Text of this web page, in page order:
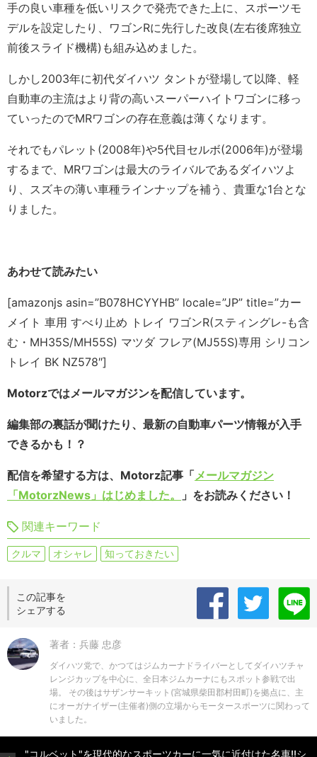
手の良い車種を低いリスクで発売できた上に、スポーツモ
デルを設定したり、ワゴンRに先行した改良(左右後席独立
前後スライド機構)も組み込めました。
しかし2003年に初代ダイハツ タントが登場して以降、軽
自動車の主流はより背の高いスーパーハイトワゴンに移っ
ていったのでMRワゴンの存在意義は薄くなります。
それでもパレット(2008年)や5代目セルボ(2006年)が登場
するまで、MRワゴンは最大のライバルであるダイハツよ
り、スズキの薄い車種ラインナップを補う、貴重な1台とな
りました。
あわせて読みたい
[amazonjs asin=”B078HCYYHB” locale=”JP” title=”カー
メイト 車用 すべり止め トレイ ワゴンR(スティングレ-も含
む・MH35S/MH55S) マツダ フレア(MJ55S)専用 シリコン
トレイ BK NZ578″]
Motorzではメールマガジンを配信しています。
編集部の裏話が聞けたり、最新の自動車パーツ情報が入手
できるかも！？
配信を希望する方は、Motorz記事「メールマガジン
「MotorzNews」はじめました。
」をお読みください！
関連キーワード
クルマ オシャレ 知っておきたい
この記事を
シェアする
著者：兵藤 忠彦
ダイハツ党で、かつてはジムカーナドライバーとしてダイハツチャ
レンジカップを中心に、全日本ジムカーナにもスポット参戦で出
場。 その後はサザンサーキット(宮城県柴田郡村田町)を拠点に、主
にオーガナイザー(主催者)側の立場からモータースポーツに関わって
いました。
"コルベット"を現代的なスポーツカーに一気に近付けた名車!!シ